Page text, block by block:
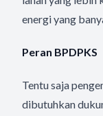
energi yang
Peran BPDPKS
Tentu saja
dibutuhkan